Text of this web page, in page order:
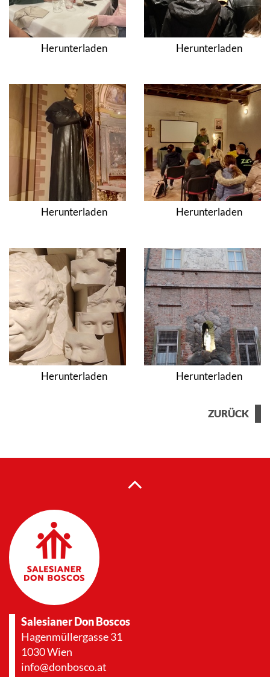
Herunterladen Herunterladen
Herunterladen Herunterladen
Herunterladen Herunterladen
ZURÜCK
Salesianer Don Boscos
Hagenmüllergasse 31
1030 Wien
info@donbosco.at